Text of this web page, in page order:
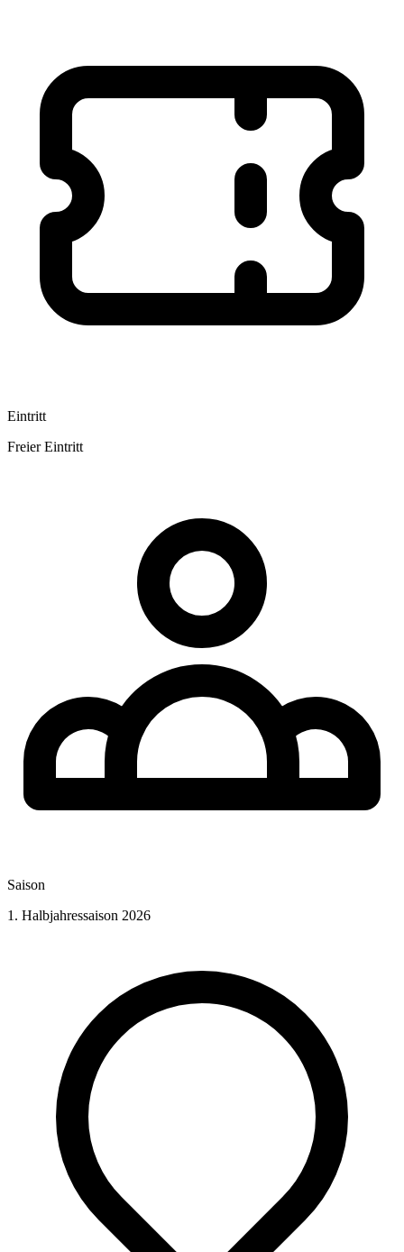
Eintritt
Freier Eintritt
Saison
1. Halbjahressaison 2026